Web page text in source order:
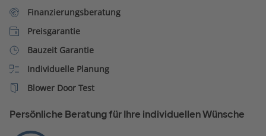
Finanzierungsberatung
Preisgarantie
Bauzeit Garantie
Individuelle Planung
Blower Door Test
Persönliche Beratung für Ihre individuellen Wünsche